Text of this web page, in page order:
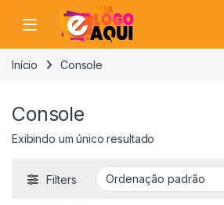
Skip to navigation
Skip to content
Início Console
Console
Exibindo um único resultado
Filters